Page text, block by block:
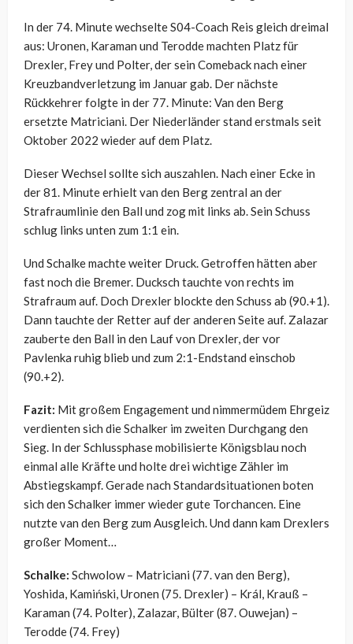
In der 74. Minute wechselte S04-Coach Reis gleich dreimal
aus: Uronen, Karaman und Terodde machten Platz für
Drexler, Frey und Polter, der sein Comeback nach einer
Kreuzbandverletzung im Januar gab. Der nächste
Rückkehrer folgte in der 77. Minute: Van den Berg
ersetzte Matriciani. Der Niederländer stand erstmals seit
Oktober 2022 wieder auf dem Platz.
Dieser Wechsel sollte sich auszahlen. Nach einer Ecke in
der 81. Minute erhielt van den Berg zentral an der
Strafraumlinie den Ball und zog mit links ab. Sein Schuss
schlug links unten zum 1:1 ein.
Und Schalke machte weiter Druck. Getroffen hätten aber
fast noch die Bremer. Ducksch tauchte von rechts im
Strafraum auf. Doch Drexler blockte den Schuss ab (90.+1).
Dann tauchte der Retter auf der anderen Seite auf. Zalazar
zauberte den Ball in den Lauf von Drexler, der vor
Pavlenka ruhig blieb und zum 2:1-Endstand einschob
(90.+2).
Fazit: Mit großem Engagement und nimmermüdem Ehrgeiz
verdienten sich die Schalker im zweiten Durchgang den
Sieg. In der Schlussphase mobilisierte Königsblau noch
einmal alle Kräfte und holte drei wichtige Zähler im
Abstiegskampf. Gerade nach Standardsituationen boten
sich den Schalker immer wieder gute Torchancen. Eine
nutzte van den Berg zum Ausgleich. Und dann kam Drexlers
großer Moment…
Schalke: Schwolow – Matriciani (77. van den Berg),
Yoshida, Kamiński, Uronen (75. Drexler) – Král, Krauß –
Karaman (74. Polter), Zalazar, Bülter (87. Ouwejan) –
Terodde (74. Frey)